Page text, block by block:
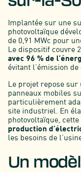
Implantée sur une
photovoltaïque
de 0,91 MWc pour
Le dispositif couvre
avec 96 % de
évitant l’émission de
Le projet repose sur
panneaux mobiles
particulièrement
site industriel. En
photovoltaïque,
production
les besoins de
Un